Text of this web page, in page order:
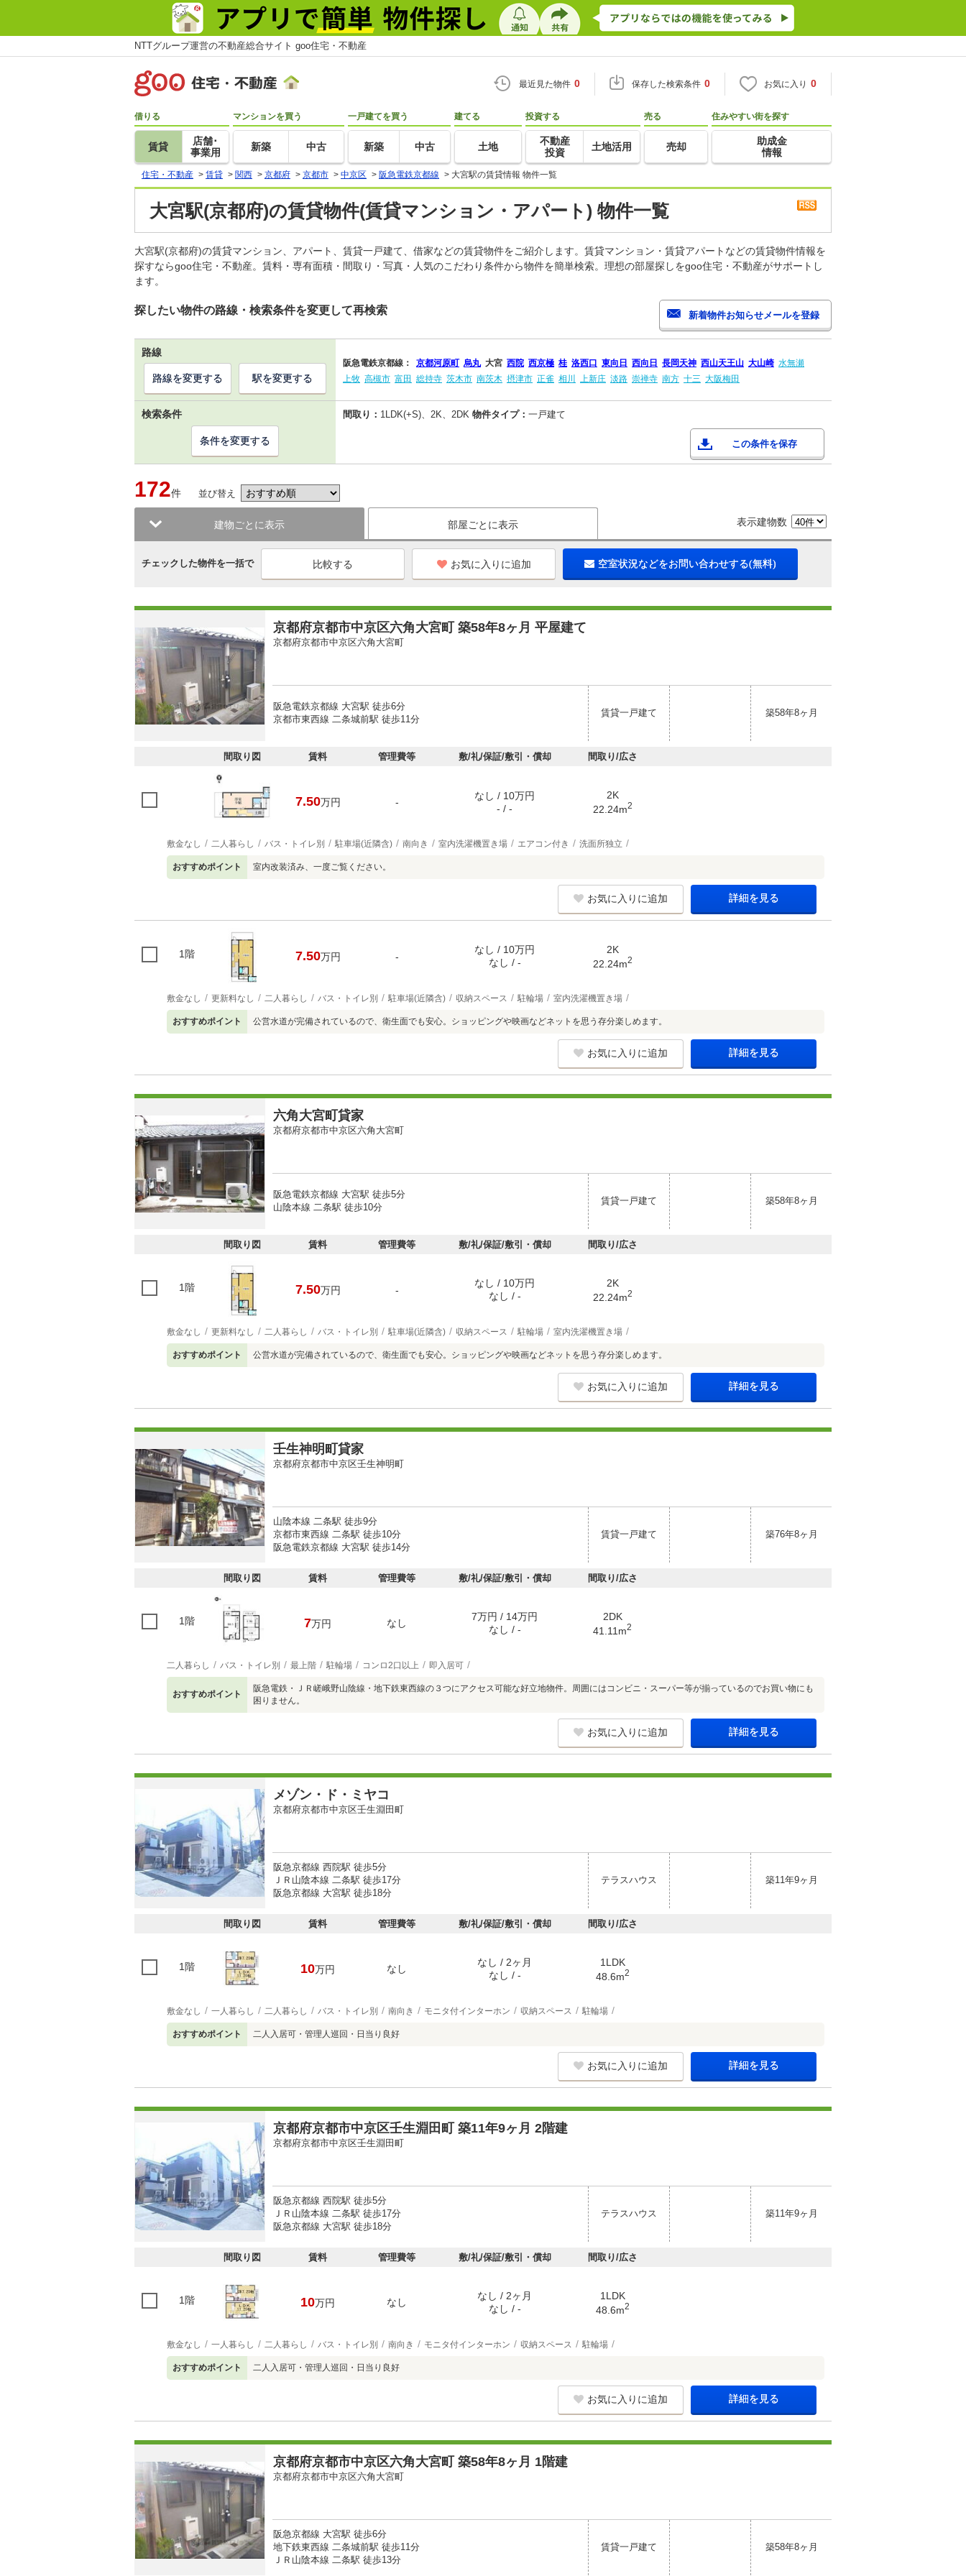
NTTグループ運営の不動産総合サイト goo住宅・不動産
最近見た物件 0 保存した検索条件 0 お気に入り 0
借りる
賃貸
店舗･
事業用
マンションを買う
新築 中古
一戸建てを買う
新築 中古
建てる
土地
投資する
不動産
投資
土地活用
売る
売却
住みやすい街を探す
助成金
情報
住宅・不動産 > 賃貸 > 関西 > 京都府 > 京都市 > 中京区 > 阪急電鉄京都線 > 大宮駅の賃貸情報 物件一覧
大宮駅(京都府)の賃貸物件(賃貸マンション・アパート) 物件一覧
大宮駅(京都府)の賃貸マンション、アパート、賃貸一戸建て、借家などの賃貸物件をご紹介します。賃貸マンション・賃貸アパートなどの賃貸物件情報を
探すならgoo住宅・不動産。賃料・専有面積・間取り・写真・人気のこだわり条件から物件を簡単検索。理想の部屋探しをgoo住宅・不動産がサポートし
ます。
探したい物件の路線・検索条件を変更して再検索
路線
阪急電鉄京都線： 京都河原町 烏丸 大宮 西院 西京極 桂 洛西口 東向日 西向日 長岡天神 西山天王山 大山崎 水無瀬
上牧 高槻市 富田 総持寺 茨木市 南茨木 摂津市 正雀 相川 上新庄 淡路 崇禅寺 南方 十三 大阪梅田
路線を変更する 駅を変更する
検索条件 間取り： 1LDK(+S)、2K、2DK 物件タイプ： 一戸建て
この条件を保存
条件を変更する
172件 並び替え
建物ごとに表示 部屋ごとに表示 表示建物数
チェックした物件を一括で お気に入りに追加 空室状況などをお問い合わせする(無料)
京都府京都市中京区六角大宮町 築58年8ヶ月 平屋建て
京都府京都市中京区六角大宮町
阪急電鉄京都線 大宮駅 徒歩6分
京都市東西線 二条城前駅 徒歩11分
賃貸一戸建て 築58年8ヶ月
間取り図 賃料 管理費等 敷/礼/保証/敷引・償却 間取り/広さ
7.50万円 -
なし / 10万円
- / -
2K
22.24m2
敷金なし 二人暮らし バス・トイレ別 駐車場(近隣含) 南向き 室内洗濯機置き場 エアコン付き 洗面所独立
おすすめポイント 室内改装済み、一度ご覧ください。
お気に入りに追加 詳細を見る
1階 7.50万円 -
なし / 10万円
なし / -
2K
22.24m2
敷金なし 更新料なし 二人暮らし バス・トイレ別 駐車場(近隣含) 収納スペース 駐輪場 室内洗濯機置き場
おすすめポイント 公営水道が完備されているので、衛生面でも安心。ショッピングや映画などネットを思う存分楽しめます。
お気に入りに追加 詳細を見る
六角大宮町貸家
京都府京都市中京区六角大宮町
阪急電鉄京都線 大宮駅 徒歩5分
山陰本線 二条駅 徒歩10分
賃貸一戸建て 築58年8ヶ月
間取り図 賃料 管理費等 敷/礼/保証/敷引・償却 間取り/広さ
1階 7.50万円 -
なし / 10万円
なし / -
2K
22.24m2
敷金なし 更新料なし 二人暮らし バス・トイレ別 駐車場(近隣含) 収納スペース 駐輪場 室内洗濯機置き場
おすすめポイント 公営水道が完備されているので、衛生面でも安心。ショッピングや映画などネットを思う存分楽しめます。
お気に入りに追加 詳細を見る
壬生神明町貸家
京都府京都市中京区壬生神明町
山陰本線 二条駅 徒歩9分
京都市東西線 二条駅 徒歩10分
阪急電鉄京都線 大宮駅 徒歩14分
賃貸一戸建て 築76年8ヶ月
間取り図 賃料 管理費等 敷/礼/保証/敷引・償却 間取り/広さ
1階 7万円 なし
7万円 / 14万円
なし / -
2DK
41.11m2
二人暮らし バス・トイレ別 最上階 駐輪場 コンロ2口以上 即入居可
おすすめポイント
阪急電鉄・ＪＲ嵯峨野山陰線・地下鉄東西線の３つにアクセス可能な好立地物件。周囲にはコンビニ・スーパー等が揃っているのでお買い物にも
困りません。
お気に入りに追加 詳細を見る
メゾン・ド・ミヤコ
京都府京都市中京区壬生淵田町
阪急京都線 西院駅 徒歩5分
ＪＲ山陰本線 二条駅 徒歩17分
阪急京都線 大宮駅 徒歩18分
テラスハウス 築11年9ヶ月
間取り図 賃料 管理費等 敷/礼/保証/敷引・償却 間取り/広さ
1階 10万円 なし
なし / 2ヶ月
なし / -
1LDK
48.6m2
敷金なし 一人暮らし 二人暮らし バス・トイレ別 南向き モニタ付インターホン 収納スペース 駐輪場
おすすめポイント 二人入居可・管理人巡回・日当り良好
お気に入りに追加 詳細を見る
京都府京都市中京区壬生淵田町 築11年9ヶ月 2階建
京都府京都市中京区壬生淵田町
阪急京都線 西院駅 徒歩5分
ＪＲ山陰本線 二条駅 徒歩17分
阪急京都線 大宮駅 徒歩18分
テラスハウス 築11年9ヶ月
間取り図 賃料 管理費等 敷/礼/保証/敷引・償却 間取り/広さ
1階 10万円 なし
なし / 2ヶ月
なし / -
1LDK
48.6m2
敷金なし 一人暮らし 二人暮らし バス・トイレ別 南向き モニタ付インターホン 収納スペース 駐輪場
おすすめポイント 二人入居可・管理人巡回・日当り良好
お気に入りに追加 詳細を見る
京都府京都市中京区六角大宮町 築58年8ヶ月 1階建
京都府京都市中京区六角大宮町
阪急京都線 大宮駅 徒歩6分
地下鉄東西線 二条城前駅 徒歩11分
ＪＲ山陰本線 二条駅 徒歩13分
賃貸一戸建て 築58年8ヶ月